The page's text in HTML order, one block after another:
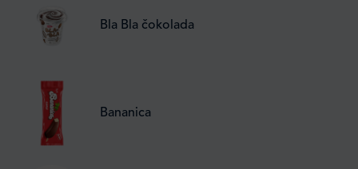
Bla Bla čokolada
Bananica